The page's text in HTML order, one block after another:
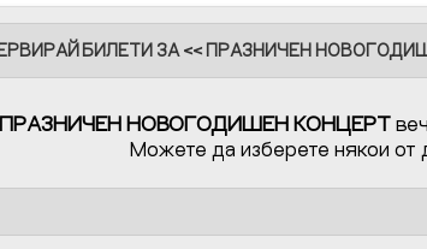
БИЛЕТИ ЗА << ПРАЗНИЧЕН
ПРАЗНИЧЕН НОВОГОДИШЕН КОНЦЕРТ
Можете да изберете някои от